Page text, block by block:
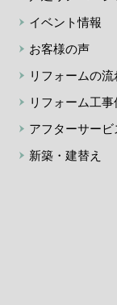
イベント情報
お客様の声
リフォームの流
リフォーム工事
アフターサービ
新築・建替え